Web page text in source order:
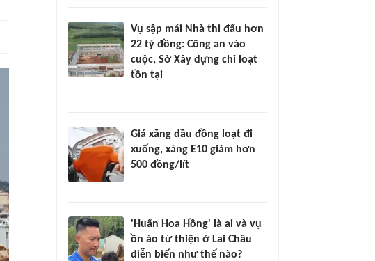
Vụ sập mái Nhà thi đấu hơn
22 tỷ đồng: Công an vào
cuộc, Sở Xây dựng chỉ loạt
tồn tại
Giá xăng dầu đồng loạt đi
xuống, xăng E10 giảm hơn
500 đồng/lít
'Huấn Hoa Hồng' là ai và vụ
ồn ào từ thiện ở Lai Châu
diễn biến như thế nào?